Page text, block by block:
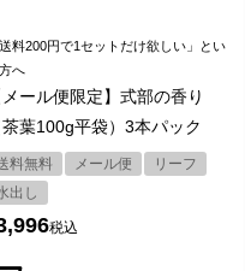
送料200円で1セットだけ欲しい」とい
へ
メール便限定】式部の香り
茶葉100g平袋）3本パック
料無料 メール便
リーフ
出し
税込